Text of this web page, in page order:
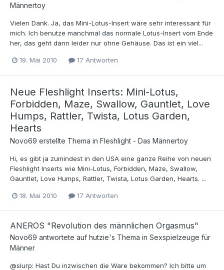
Männertoy
Vielen Dank. Ja, das Mini-Lotus-Insert wäre sehr interessant für
mich. Ich benutze manchmal das normale Lotus-Insert vom Ende
her, das geht dann leider nur ohne Gehäuse. Das ist ein viel...
19. Mai 2010 17 Antworten
Neue Fleshlight Inserts: Mini-Lotus,
Forbidden, Maze, Swallow, Gauntlet, Love
Humps, Rattler, Twista, Lotus Garden,
Hearts
Novo69 erstellte Thema in Fleshlight - Das Männertoy
Hi, es gibt ja zumindest in den USA eine ganze Reihe von neuen
Fleshlight Inserts wie Mini-Lotus, Forbidden, Maze, Swallow,
Gauntlet, Love Humps, Rattler, Twista, Lotus Garden, Hearts. ...
18. Mai 2010 17 Antworten
ANEROS "Revolution des männlichen Orgasmus"
Novo69 antwortete auf hutzie's Thema in Sexspielzeuge für
Männer
@slurp: Hast Du inzwischen die Ware bekommen? Ich bitte um